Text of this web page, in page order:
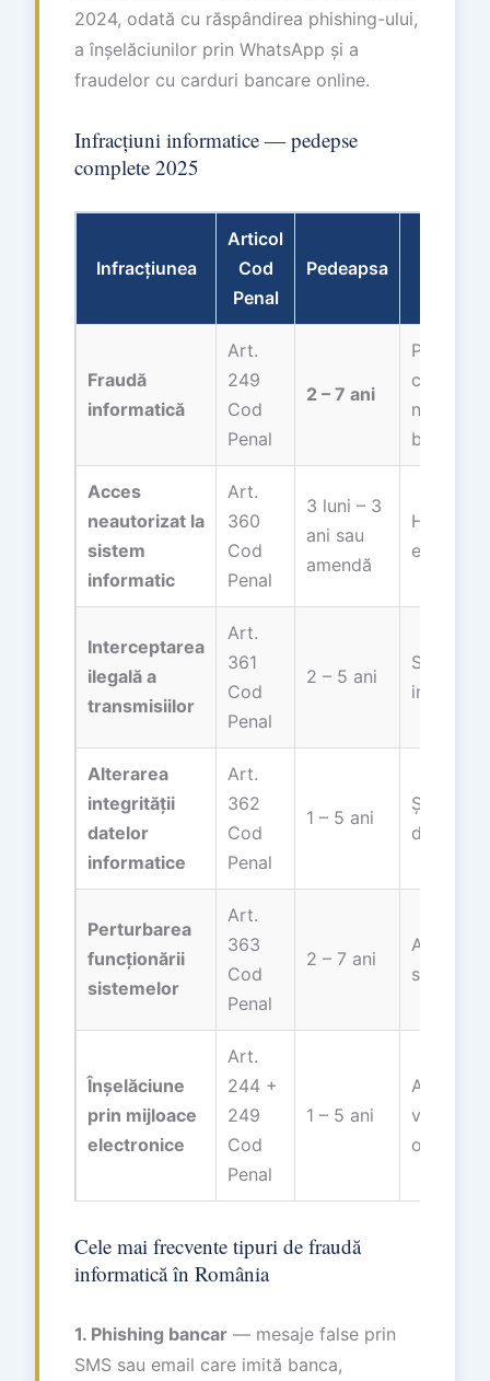
2024, odată cu răspândirea phishing-ului,
a înșelăciunilor prin WhatsApp și a
fraudelor cu carduri bancare online.
Infracțiuni informatice — pedepse
complete 2025
Infracțiunea
Articol
Cod
Penal
Pedeapsa
Fraudă
informatică
Art.
249
Cod
Penal
2 – 7 ani
card,
bancar
Acces
neautorizat la
sistem
informatic
Art.
360
Cod
Penal
3 luni – 3
ani sau
amendă
Hacking,
emailul/
Interceptarea
ilegală a
transmisiilor
Art.
361
Cod
Penal
2 – 5 ani
Sniffing
Alterarea
integrității
datelor
informatice
Art.
362
Cod
Penal
1 – 5 ani
date,
Perturbarea
funcționării
sistemelor
Art.
363
Cod
Penal
2 – 7 ani
Atac
sisteme
Înșelăciune
prin mijloace
electronice
Art.
244 +
249
Cod
Penal
1 – 5 ani
Anunțuri
vânzări
online
Cele mai frecvente tipuri de fraudă
informatică în România
1. Phishing bancar — mesaje false prin
SMS sau email care imită banca,